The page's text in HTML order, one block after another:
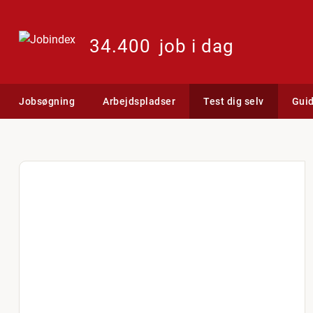
34.400 job i dag
Jobsøgning Arbejdspladser Test dig selv